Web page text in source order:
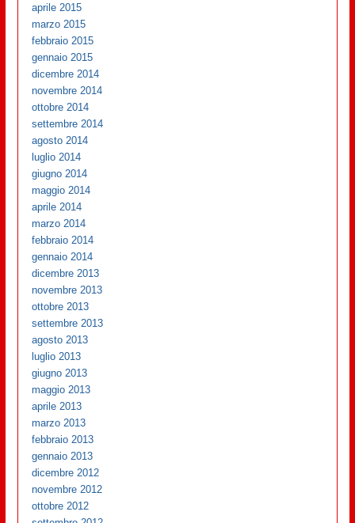
aprile 2015
marzo 2015
febbraio 2015
gennaio 2015
dicembre 2014
novembre 2014
ottobre 2014
settembre 2014
agosto 2014
luglio 2014
giugno 2014
maggio 2014
aprile 2014
marzo 2014
febbraio 2014
gennaio 2014
dicembre 2013
novembre 2013
ottobre 2013
settembre 2013
agosto 2013
luglio 2013
giugno 2013
maggio 2013
aprile 2013
marzo 2013
febbraio 2013
gennaio 2013
dicembre 2012
novembre 2012
ottobre 2012